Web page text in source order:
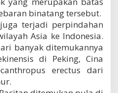
binatang tersebut.
terjadi perpindahan
Asia ke Indonesia.
banyak ditemukannya
di Peking, Cina
erectus dari